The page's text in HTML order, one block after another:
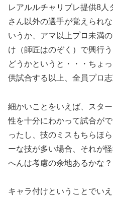
レアルルチャリブレ提供8人
さん以外の選手が覚えられ
いうか、アマ以上プロ未満
け（師匠はのぞく）で興行
どうかというと・・・ちょ
供試合する以上、全員プロ
細かいことをいえば、スタ
性を十分にわかって試合が
ったし、技のミスもちらほ
ーな技が多い場合、それが
へんは考慮の余地あるかな？
キャラ付けということでい